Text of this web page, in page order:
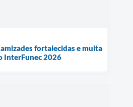
fortalecidas e muita
InterFunec 2026